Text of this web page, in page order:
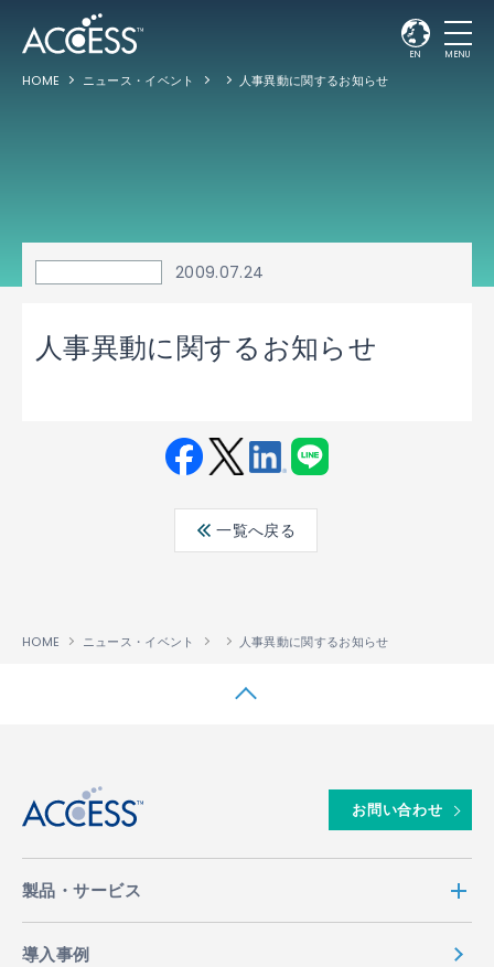
EN MENU
HOME ニュース・イベント 人事異動に関するお知らせ
2009.07.24
人事異動に関するお知らせ
ebo ter
edin
一覧へ戻る
HOME ニュース・イベント 人事異動に関するお知らせ
お問い合わせ
製品・サービス
導入事例